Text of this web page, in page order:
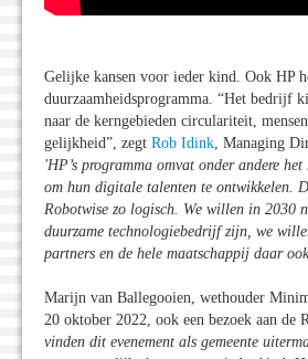
Gelijke kansen voor ieder kind. Ook HP
duurzaamheidsprogramma. “Het bedrijf
naar de kerngebieden circulariteit,
gelijkheid”, zegt Rob Idink , Managing
'HP’s programma omvat onder andere
om hun digitale talenten te ontwikkelen.
Robotwise zo logisch. We willen in 2030
duurzame technologiebedrijf zijn, we
partners en de hele maatschappij daar
Marijn van Ballegooien, wethouder
20 oktober 2022, ook een bezoek aan de
vinden dit evenement als gemeente